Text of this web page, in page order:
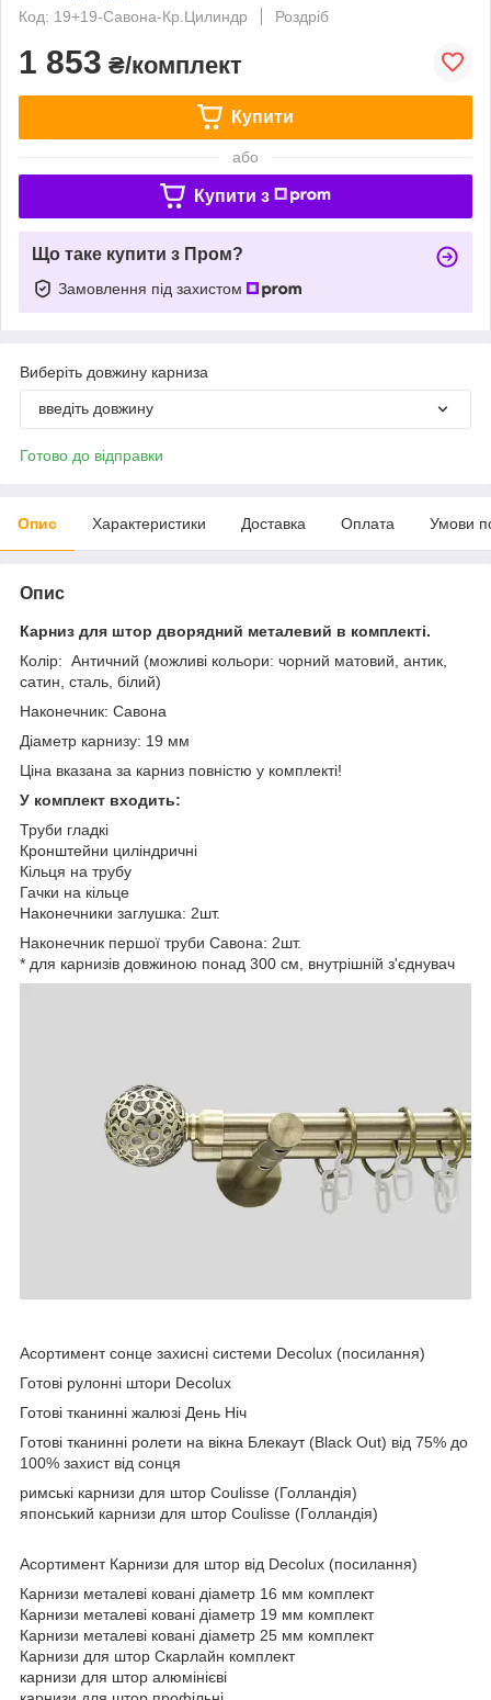
Код: 19+19-Савона-Кр.Цилиндр
Роздріб
1 853 ₴/комплект
Купити
або
Купити з
Що таке купити з Пром?
Замовлення під захистом
Виберіть довжину карниза
введіть довжину
Готово до відправки
Опис Характеристики Доставка Оплата Умови
Опис
Карниз для штор дворядний металевий в комплекті.
Колір: Античний (можливі кольори: чорний матовий, антик,
сатин, сталь, білий)
Наконечник: Савона
Діаметр карнизу: 19 мм
Ціна вказана за карниз повністю у комплекті!
У комплект входить:
Труби гладкі
Кронштейни циліндричні
Кільця на трубу
Гачки на кільце
Наконечники заглушка: 2шт.
Наконечник першої труби Савона: 2шт.
* для карнизів довжиною понад 300 см, внутрішній з'єднувач
Асортимент сонце захисні системи Decolux (посилання)
Готові рулонні штори Decolux
Готові тканинні жалюзі День Ніч
Готові тканинні ролети на вікна Блекаут (Black Out) від 75% до
100% захист від сонця
римські карнизи для штор Coulisse (Голландія)
японський карнизи для штор Coulisse (Голландія)
Асортимент Карнизи для штор від Decolux (посилання)
Карнизи металеві ковані діаметр 16 мм комплект
Карнизи металеві ковані діаметр 19 мм комплект
Карнизи металеві ковані діаметр 25 мм комплект
Карнизи для штор Скарлайн комплект
карнизи для штор алюмінієві